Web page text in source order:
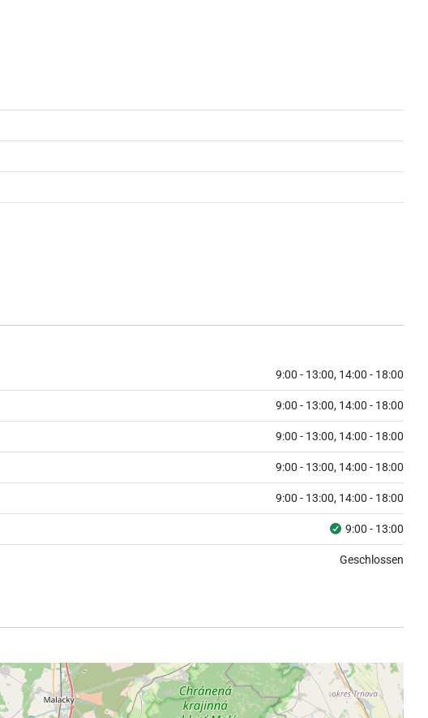
9:00 - 13:00, 14:00 - 18:00
9:00 - 13:00, 14:00 - 18:00
9:00 - 13:00, 14:00 - 18:00
9:00 - 13:00, 14:00 - 18:00
9:00 - 13:00, 14:00 - 18:00
9:00 - 13:00
Geschlossen